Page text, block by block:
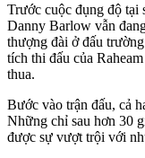
Trước cuộc đụng độ tại
Danny Barlow vẫn
thượng đài ở đấu
tích thi đấu của
thua.
Bước vào trận đấu, cả
Những chỉ sau hơn 30
được sự vượt trội với